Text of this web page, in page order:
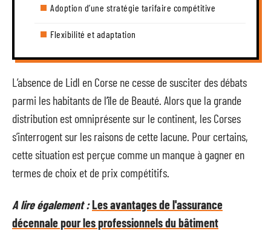
Adoption d’une stratégie tarifaire compétitive
Flexibilité et adaptation
L’absence de Lidl en Corse ne cesse de susciter des débats
parmi les habitants de l’île de Beauté. Alors que la grande
distribution est omniprésente sur le continent, les Corses
s’interrogent sur les raisons de cette lacune. Pour certains,
cette situation est perçue comme un manque à gagner en
termes de choix et de prix compétitifs.
A lire également :Les avantages de l'assurance
décennale pour les professionnels du bâtiment